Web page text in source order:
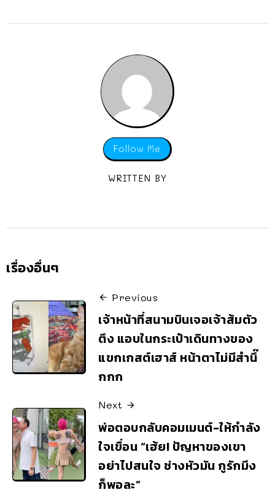
Follow Me
WRITTEN BY
เรื่องอื่นๆ
Previous
เจ้าหน้าที่สนามบินเจอเจ้าส้มตัว
ตึง แอบในกระเป๋าเดินทางของ
แขกเกสต์เฮาส์ หน้าตาไม่มีสำนึ๊
กกก
Next
พ่อตอบกลับคอมเมนต์-ให้กำลัง
ใจเขื่อน “เฮ้ย! ปัญหาของเขา
อย่าไปสนใจ ช่างหัวมัน กูรักมึง
ก็พอละ”